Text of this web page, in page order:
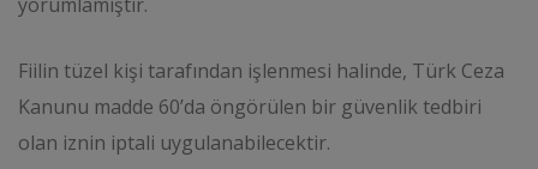
Fiilin tüzel kişi tarafından işlenmesi halinde, Türk Ceza
Kanunu madde 60’da öngörülen bir güvenlik tedbiri
olan iznin iptali uygulanabilecektir.